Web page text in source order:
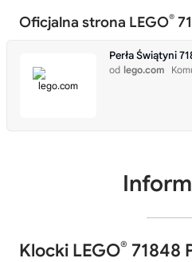
Oficjalna strona LEGO®
Perła Świątyni
od lego.com
Klocki LEGO® 71848